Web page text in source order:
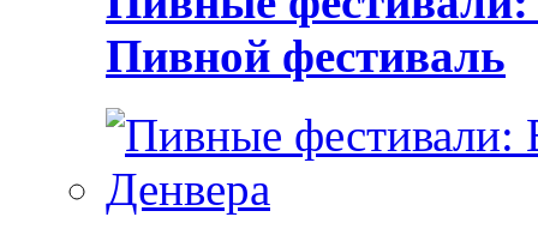
Пивной фестиваль